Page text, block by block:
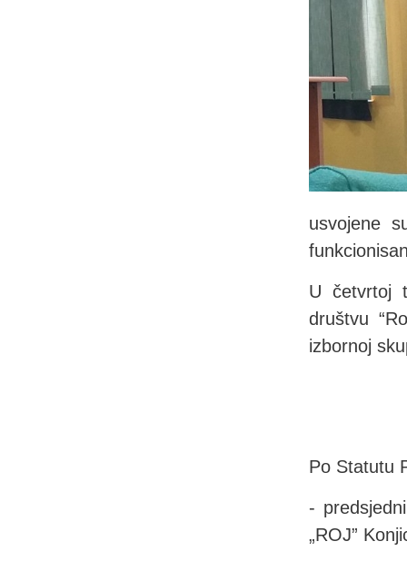
usvojene
U četvrtoj
društvu
izbornoj
Po Statutu
-
„ROJ”